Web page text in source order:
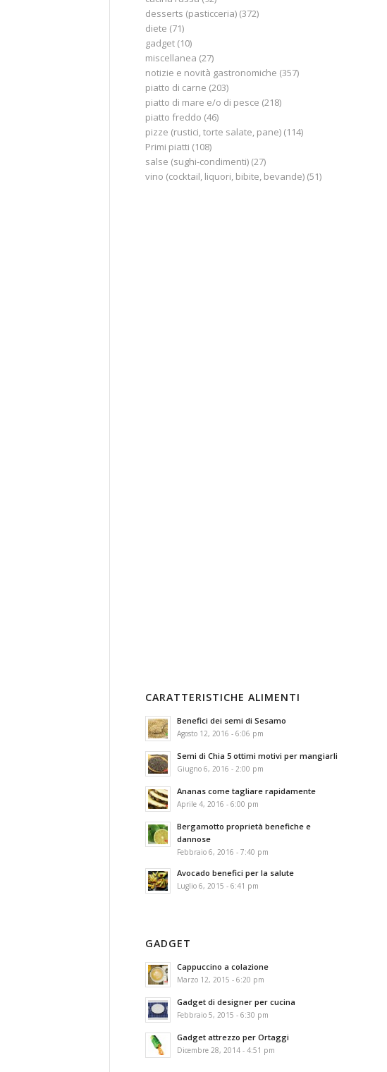
desserts (pasticceria) (372)
diete (71)
gadget (10)
miscellanea (27)
notizie e novità gastronomiche (357)
piatto di carne (203)
piatto di mare e/o di pesce (218)
piatto freddo (46)
pizze (rustici, torte salate, pane) (114)
Primi piatti (108)
salse (sughi-condimenti) (27)
vino (cocktail, liquori, bibite, bevande) (51)
CARATTERISTICHE ALIMENTI
Benefici dei semi di Sesamo
Agosto 12, 2016 - 6:06 pm
Semi di Chia 5 ottimi motivi per mangiarli
Giugno 6, 2016 - 2:00 pm
Ananas come tagliare rapidamente
Aprile 4, 2016 - 6:00 pm
Bergamotto proprietà benefiche e
dannose
Febbraio 6, 2016 - 7:40 pm
Avocado benefici per la salute
Luglio 6, 2015 - 6:41 pm
GADGET
Cappuccino a colazione
Marzo 12, 2015 - 6:20 pm
Gadget di designer per cucina
Febbraio 5, 2015 - 6:30 pm
Gadget attrezzo per Ortaggi
Dicembre 28, 2014 - 4:51 pm